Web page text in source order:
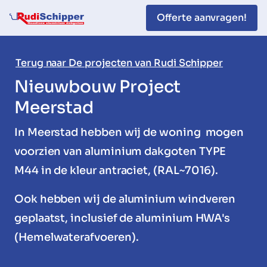
overslaan
Offerte aanvragen!
Terug naar De projecten van Rudi Schipper
Nieuwbouw Project
Meerstad
In Meerstad hebben wij de woning mogen
voorzien van aluminium dakgoten TYPE
M44 in de kleur antraciet, (RAL~7016).
Ook hebben wij de aluminium windveren
geplaatst, inclusief de aluminium HWA's
(Hemelwaterafvoeren).